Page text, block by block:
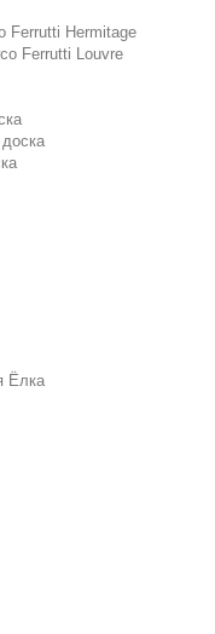
Ferrutti Hermitage
Ferrutti Louvre
Ёлка